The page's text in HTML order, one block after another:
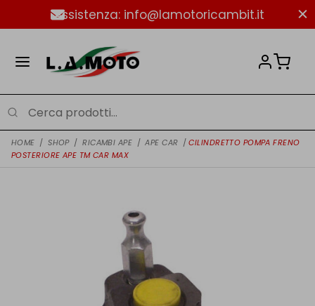
Assistenza: info@lamotoricambit.it
HOME / SHOP / RICAMBI APE / APE CAR / CILINDRETTO POMPA FRENO
POSTERIORE APE TM CAR MAX